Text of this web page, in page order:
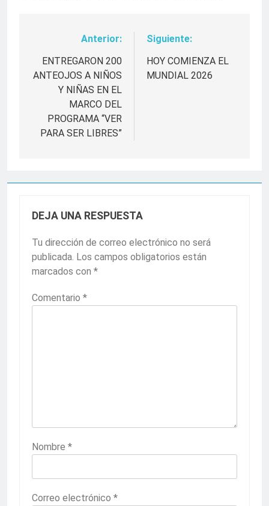
Navegación
de
entradas
Anterior:
ENTREGARON 200
ANTEOJOS A NIÑOS
Y NIÑAS EN EL
MARCO DEL
PROGRAMA “VER
PARA SER LIBRES”
Siguiente:
HOY COMIENZA EL
MUNDIAL 2026
DEJA UNA RESPUESTA
Tu dirección de correo electrónico no será
publicada. Los campos obligatorios están
marcados con *
Comentario *
Nombre *
Correo electrónico *